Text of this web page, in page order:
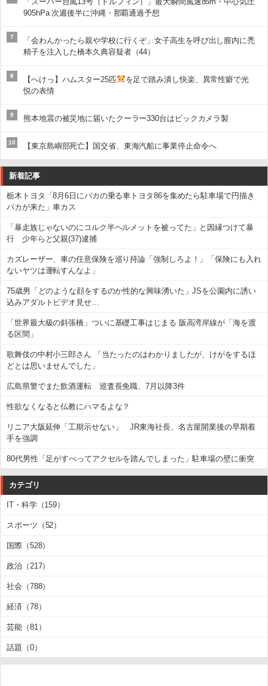
905hPa 次週後半に沖縄・那覇通過予想
7
「会わんかったら親や学校に行くぞ」女子高生を呼び出し膣内に禿
精子を注入した橋本久典容疑者（44）
8 【へけっ】ハムスター25匹
を足で踏み潰し快楽、異常性癖で光
悦の表情
9 熊本地震の被災地に届いたクーラー330台はビックカメラ製
10 【東京島嶼部死亡】国交省、東海汽船に事業停止命令へ
新着記事
栃木トヨタ「8月6日にバカの乗る車トヨタ86を集めたら駐車場で円描き
バカが来た」車カス
「暴走族じゃないのにコルク半ヘルメットを被ってた」と因縁つけて暴
行 少年らと父親(37)逮捕
カズレーザー、車の任意保険を巡り持論「強制しろよ！」「保険にも入れ
ないヤツは運転すんなよ」
75歳男「どのような顔をするのか性的な興味湧いた」JSを公園内に誘い
込みアダルトビデオ見せ…
「世界最大級の斜張橋」ついに基礎工事はじまる 阪高湾岸線が「海を渡
る区間」
歌舞伎の中村小三郎さん 「当たったのはわかりましたが、けがをするほ
どとは思いませんでした」
広島県警でまた飲酒運転 巡査長免職、7月以降3件
性欲なくなると仏教にハマるよな？
リニア大阪延伸「工期示せない」 JR東海社長、名古屋開業後の早期着
手を強調
80代男性「足がすべってアクセルを踏んでしまった」駐車場の壁に衝突
カテゴリ
IT・科学（159）
スポーツ（52）
国際（528）
政治（217）
社会（788）
経済（78）
芸能（81）
話題（0）